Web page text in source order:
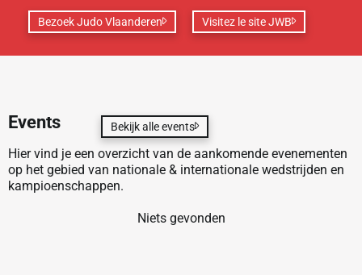
Bezoek Judo Vlaanderen Visitez le site JWB
Events Bekijk alle events
Hier vind je een overzicht van de aankomende evenementen
op het gebied van nationale & internationale wedstrijden en
kampioenschappen.
Niets gevonden